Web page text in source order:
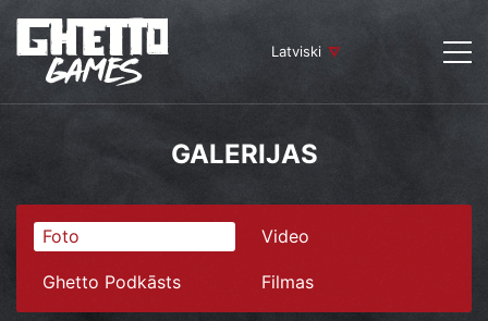
Latviski
GALERIJAS
Foto Video
Ghetto Podkāsts Filmas